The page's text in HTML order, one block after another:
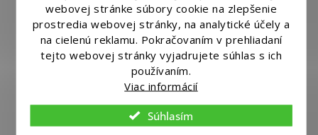
webovej stránke súbory cookie na zlepšenie
prostredia webovej stránky, na analytické účely a
na cielenú reklamu. Pokračovaním v prehliadaní
tejto webovej stránky vyjadrujete súhlas s ich
používaním.
Viac informácií
Súhlasím